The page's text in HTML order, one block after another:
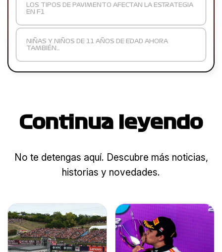
LOS TIPOS DE PAVIMENTO AFECTAN LA ESTRATEGIA
EN F1
NIÑAS Y NIÑOS DE 11 AÑOS DE EDAD AHORA
TAMBIÉN…
Continua leyendo
No te detengas aquí. Descubre más noticias,
historias y novedades.